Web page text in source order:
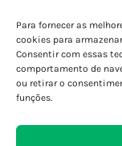
Para fornecer as
cookies para
Consentir com essas
comportamento de
ou retirar o
funções.